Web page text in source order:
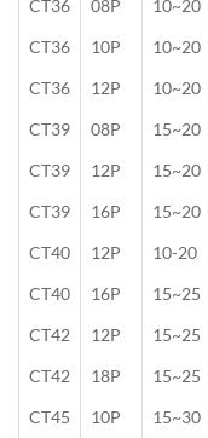
CT36
08P 10~20
CT36
10P 10~20
CT36
12P 10~20
CT39
08P 15~20
CT39
12P 15~20
CT39
16P 15~20
CT40
12P 10-20
CT40
16P 15~25
CT42
12P 15~25
CT42
18P 15~25
CT45
10P 15~30